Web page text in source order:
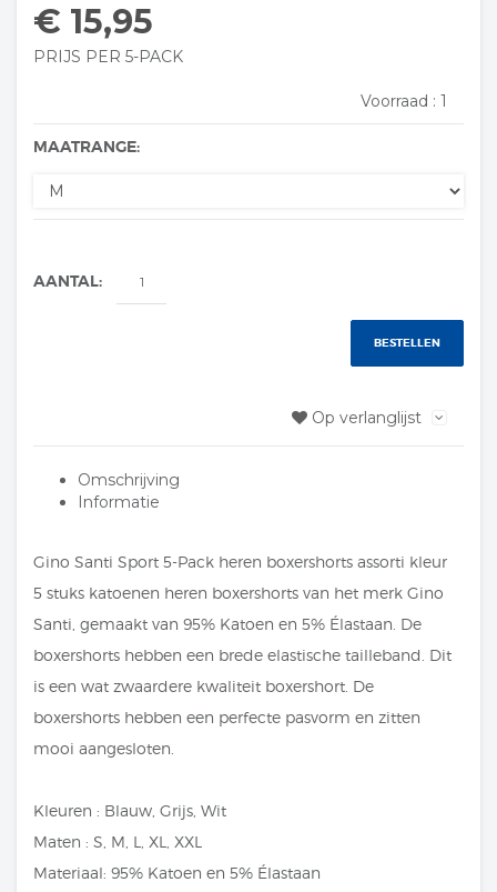
€ 15,95
PRIJS PER 5-PACK
Voorraad : 1
MAATRANGE:
AANTAL:
BESTELLEN
Op verlanglijst
Omschrijving
Informatie
Gino Santi Sport 5-Pack heren boxershorts assorti kleur
5 stuks katoenen heren boxershorts van het merk Gino
Santi, gemaakt van 95% Katoen en 5% Élastaan. De
boxershorts hebben een brede elastische tailleband. Dit
is een wat zwaardere kwaliteit boxershort. De
boxershorts hebben een perfecte pasvorm en zitten
mooi aangesloten.
Kleuren : Blauw, Grijs, Wit
Maten : S, M, L, XL, XXL
Materiaal: 95% Katoen en 5% Élastaan